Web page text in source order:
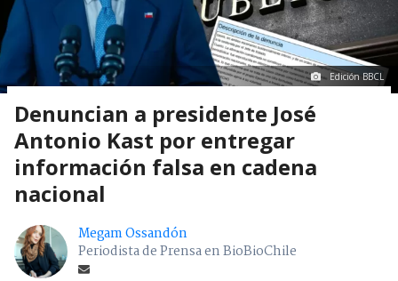
Edición BBCL
Denuncian a presidente José
Antonio Kast por entregar
información falsa en cadena
nacional
Megam Ossandón
Periodista de Prensa en BioBioChile